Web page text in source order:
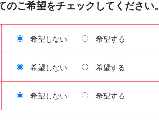
ご希望をチェックしてください。
希望しない 希望する
希望しない 希望する
希望しない 希望する